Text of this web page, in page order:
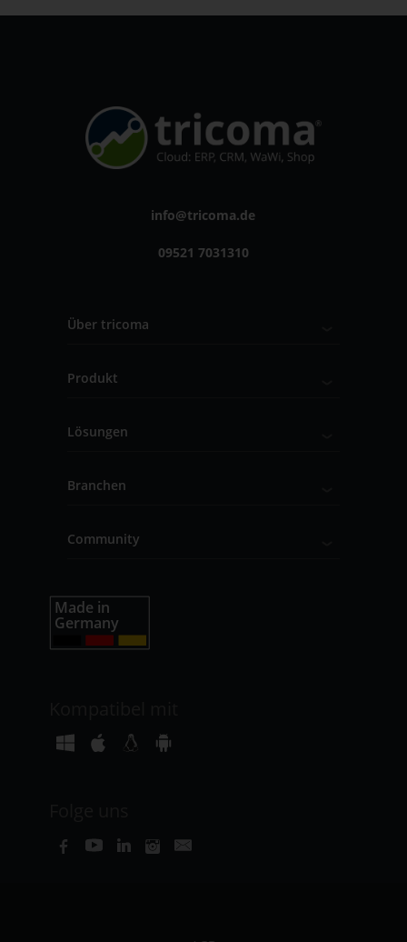
info@tricoma.de
09521 7031310
Über tricoma
Produkt
Lösungen
Branchen
Community